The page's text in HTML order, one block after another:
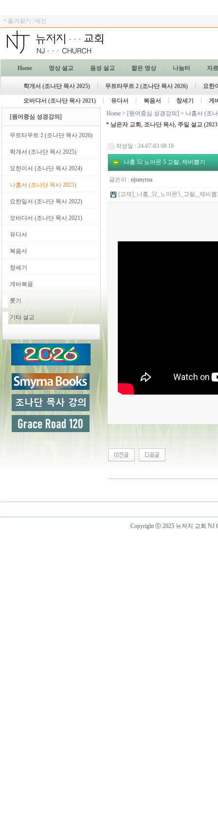
ㆍ 즐겨찾기 메인
Home 영상 설교 음성 설교 짧은 영상 나눔터 자
학개서 (조나단 목사 2025) 무트타무트 2 (조나단 목사 2026) 요한
오바댜서 (조나단 목사 2021) 유다서 복음서 창세기 게
[원어중심 성경강의]
무트타무트 2 (조나단 목사 2026)
학개서 (조나단 목사 2025)
요한이서 (조나단 목사 2024)
나훔서 (조나단 목사 2023)
요한일서 (조나단 목사 2022)
오바댜서 (조나단 목사 2021)
유다서
복음서
창세기
게바복음
룻기
기타 설교
Home > [원어중심 성경강의] > 나훔서 (조
* 남은자 교회, 조나단 목사, 주일 설교
작성일 : 24-07-03 08:18
나훔 52 노아몬 5 고랄, 제비뽑기
글쓴이 : njsmyrna
[교재]_나훔_52_노아몬5_고랄,_제비
Copyright ⓒ 2025 뉴저지 교회 NJ